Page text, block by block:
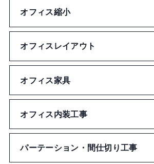
ネックストラップ
セキュリティ
のり
リストバンド
フェイスシール
バンダナ・はちまき
その他アパレルグッズ
エコバッグ
ユニフォーム型バッグ
財布
その他バッグ
ポーチ
ペンケース
カード・パスケース
オフィス縮小
オフィスレイアウト
オフィス家具
オフィス内装工事
パーテーション・間仕切り工事